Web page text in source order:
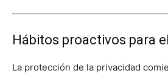
Hábitos proactivos para
La protección de la privacidad